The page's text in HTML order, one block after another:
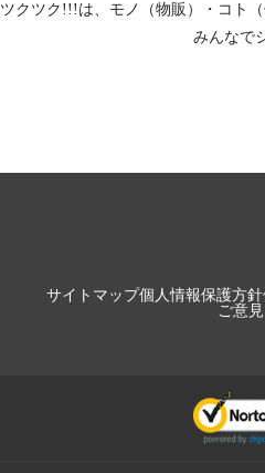
ツクツク!!!は、 モノ（物販） ・ コト（
みんなで
サイトマップ個人情報保護方針
ご意